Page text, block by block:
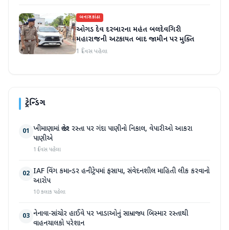
બનાસકાંઠા
ઓગડ દેવ દરબારના મહંત બલદેવગિરી
મહારાજની અટકાયત બાદ જામીન પર મુક્તિ
1 દિવસ પહેલા
ટ્રેન્ડિંગ
01 ખીમાણામાં જાહેર રસ્તા પર ગંદા પાણીનો નિકાલ, વેપારીઓ આકરા
પાણીએ
1 દિવસ પહેલા
02 IAF વિંગ કમાન્ડર હનીટ્રેપમાં ફસાયા, સંવેદનશીલ માહિતી લીક કરવાનો
આરોપ
10 કલાક પહેલા
03 નેનાવા-સાંચોર હાઈવે પર ખાડાઓનું સામ્રાજ્ય બિસ્માર રસ્તાથી
વાહનચાલકો પરેશાન